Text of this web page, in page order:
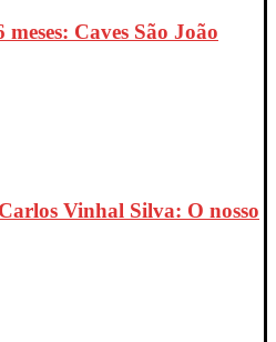
meses: Caves São João
Vinhal Silva: O nosso